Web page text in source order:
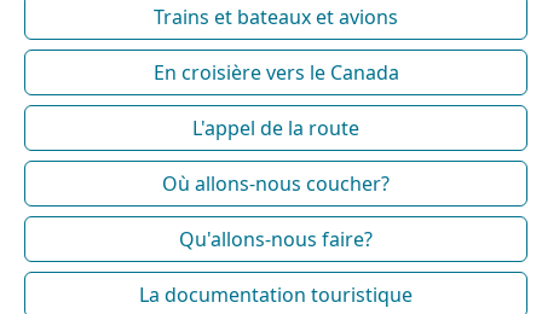
Trains et bateaux et avions
En croisière vers le Canada
L'appel de la route
Où allons-nous coucher?
Qu'allons-nous faire?
La documentation touristique